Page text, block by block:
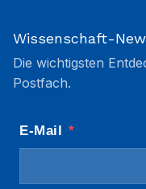
Wissenschaft-
Die wichtigsten
Postfach.